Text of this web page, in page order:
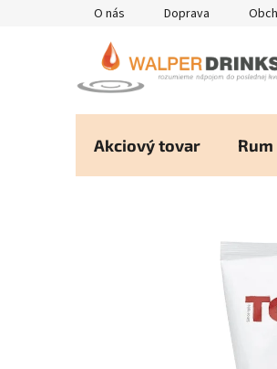
O nás Doprava
Akciový tovar Rum